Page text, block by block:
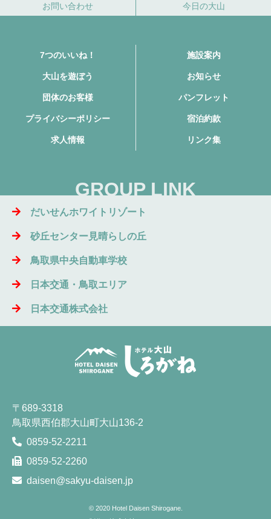
お問い合わせ 今日の大山
7つのいいね！ 施設案内
大山を遊ぼう お知らせ
団体のお客様 パンフレット
プライバシーポリシー 宿泊約款
求人情報 リンク集
GROUP LINK
だいせんホワイトリゾート
砂丘センター見晴らしの丘
鳥取県中央自動車学校
日本交通・鳥取エリア
日本交通株式会社
〒689-3318
鳥取県西伯郡大山町大山136-2
0859-52-2211
0859-52-2260
daisen@sakyu-daisen.jp
© 2020 Hotel Daisen Shirogane.